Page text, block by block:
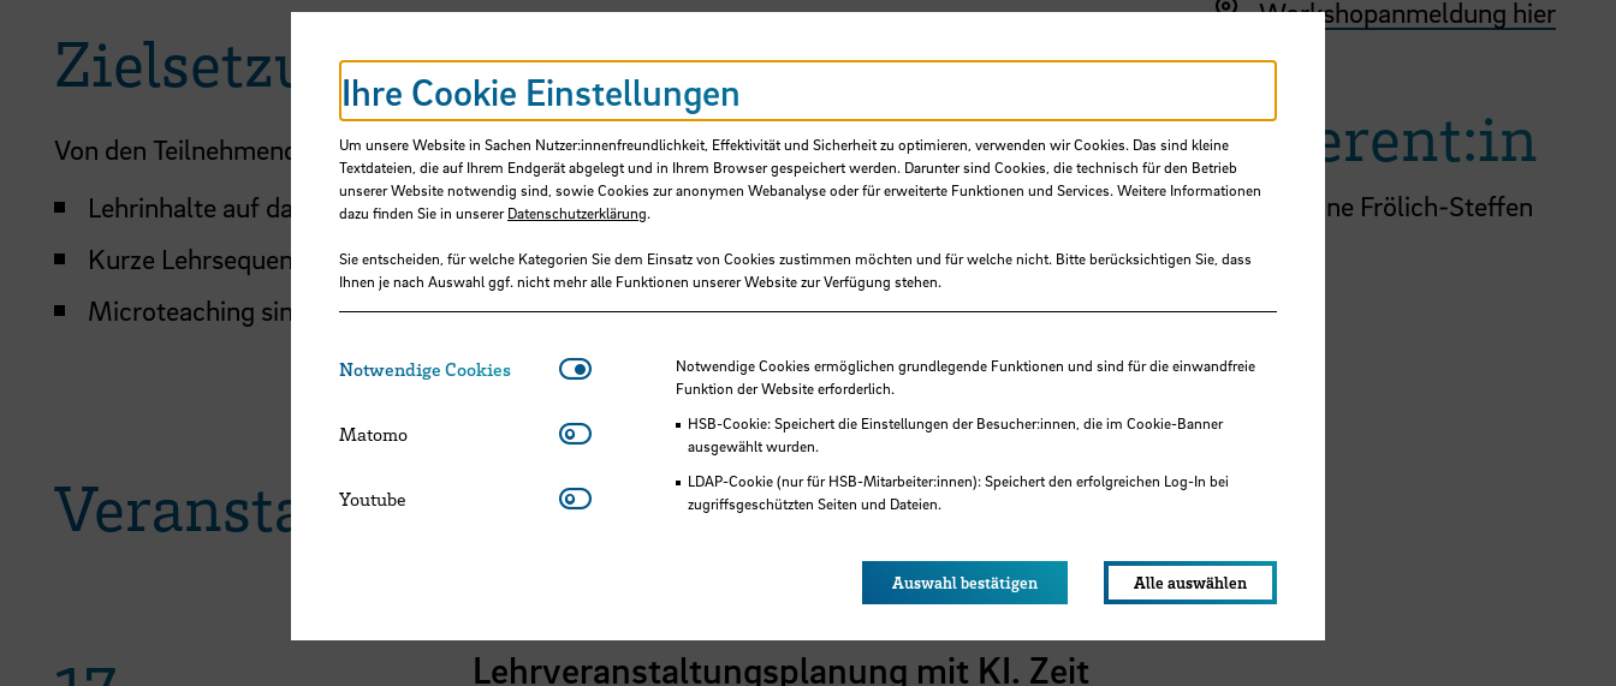
Zielsetzung
Von den Teilnehmenden wird nach Besuch der Veranstaltung erwartet, dass sie:
Lehrinhalte auf das Wesentliche reduzieren können
Kurze Lehrsequenzen gut strukturieren können
Microteaching sinnvoll als abwechslungsreiche Lehrmethode einsetzen können
Workshopanmeldung hier
Referent:in
Dr.Susanne Frölich-Steffen
Veranstaltungen der HSB
Lehrveranstaltungsplanung mit KI. Zeit
Ihre Cookie Einstellungen
Um unsere Website in Sachen Nutzer:innenfreundlichkeit, Effektivität und Sicherheit zu optimieren, verwenden wir Cookies. Das sind kleine
Textdateien, die auf Ihrem Endgerät abgelegt und in Ihrem Browser gespeichert werden. Darunter sind Cookies, die technisch für den Betrieb
unserer Website notwendig sind, sowie Cookies zur anonymen Webanalyse oder für erweiterte Funktionen und Services. Weitere Informationen
dazu finden Sie in unsererDatenschutzerklärung.
Sie entscheiden, für welche Kategorien Sie dem Einsatz von Cookies zustimmen möchten und für welche nicht. Bitte berücksichtigen Sie, dass
Ihnen je nach Auswahl ggf. nicht mehr alle Funktionen unserer Website zur Verfügung stehen.
Notwendige Cookies Notwendige CookiesNotwendige Cookies ermöglichen grundlegende Funktionen und sind für die einwandfreie
Funktion der Website erforderlich.
HSB-Cookie: Speichert die Einstellungen der Besucher:innen, die im Cookie-Banner
ausgewählt wurden.
LDAP-Cookie (nur für HSB-Mitarbeiter:innen): Speichert den erfolgreichen Log-In bei
zugriffsgeschützten Seiten und Dateien.
Matomo Matomo
Youtube Youtube
Auswahl bestätigen Alle auswählen